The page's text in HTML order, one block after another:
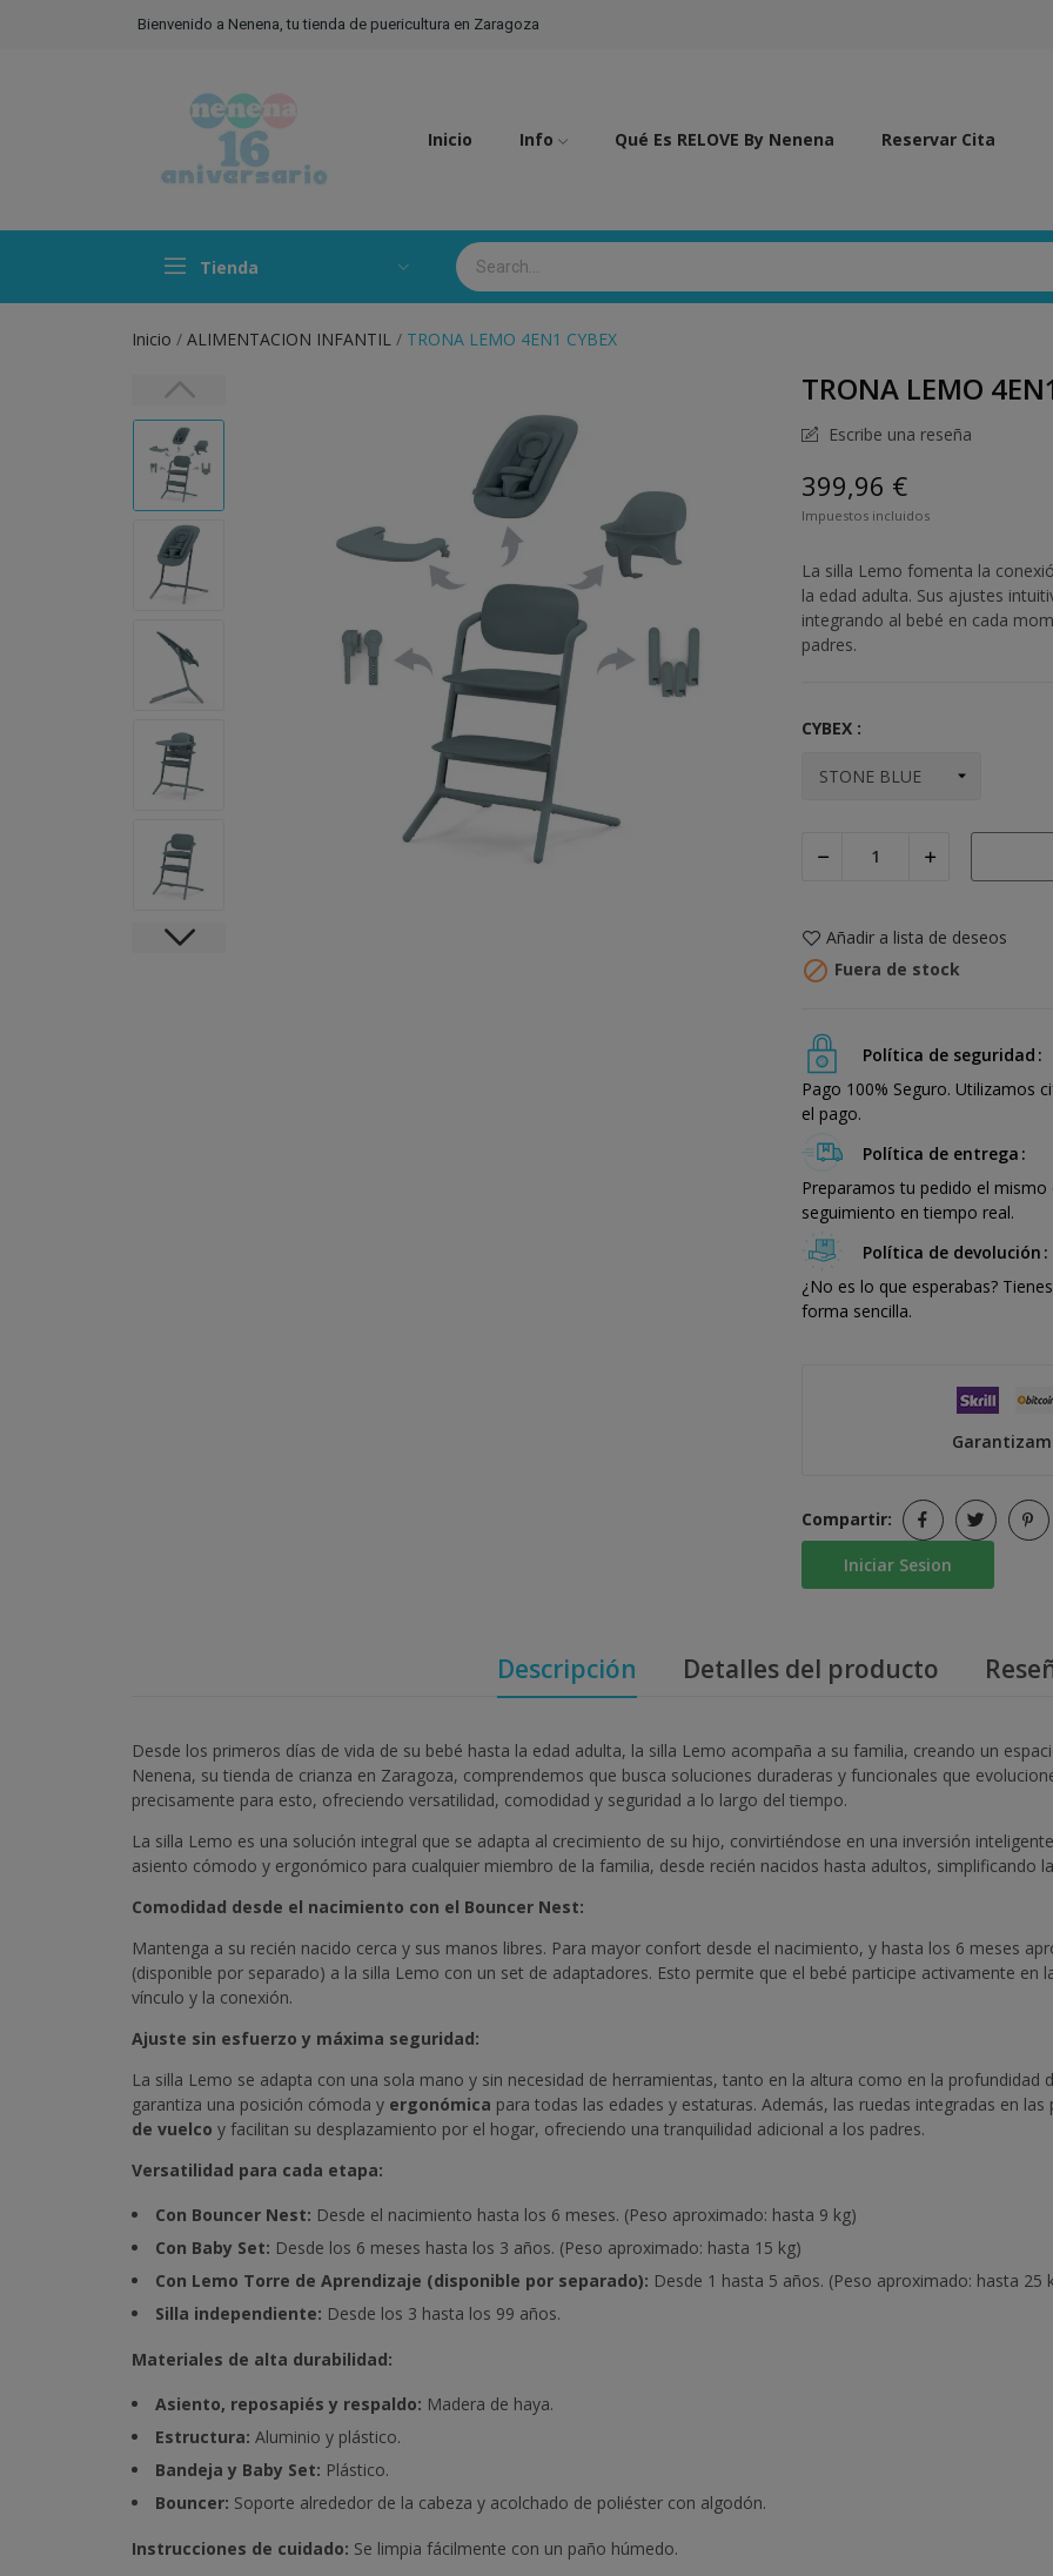
Bienvenido a Nenena, tu tienda de puericultura en Zaragoza
Inicio Info Qué Es RELOVE By Nenena Reservar Cita
Tienda
Inicio ALIMENTACION INFANTIL TRONA LEMO 4EN1 CYBEX
TRONA LEMO
Escribe una reseña
399,96 €
Impuestos incluidos
La silla Lemo fomenta la
la edad adulta. Sus ajustes
integrando al bebé en cada
padres.
CYBEX :
Añadir a lista de deseos
 Fuera de stock
Política de seguridad
Pago 100% Seguro. Utilizamos
el pago.
Política de entrega
Preparamos tu pedido el
seguimiento en tiempo real.
Política de devolución
¿No es lo que esperabas?
forma sencilla.
Compartir:
Iniciar Sesion
Descripción Detalles del producto
Desde los primeros días de vida de su bebé hasta la edad adulta, la silla Lemo acompaña a su familia, creando un
Nenena, su tienda de crianza en Zaragoza, comprendemos que busca soluciones duraderas y funcionales que
precisamente para esto, ofreciendo versatilidad, comodidad y seguridad a lo largo del tiempo.
La silla Lemo es una solución integral que se adapta al crecimiento de su hijo, convirtiéndose en una inversión
asiento cómodo y ergonómico para cualquier miembro de la familia, desde recién nacidos hasta adultos, simplificando
Comodidad desde el nacimiento con el Bouncer Nest:
Mantenga a su recién nacido cerca y sus manos libres. Para mayor confort desde el nacimiento, y hasta los 6 meses
(disponible por separado) a la silla Lemo con un set de adaptadores. Esto permite que el bebé participe activamente
vínculo y la conexión.
Ajuste sin esfuerzo y máxima seguridad:
La silla Lemo se adapta con una sola mano y sin necesidad de herramientas, tanto en la altura como en la profundidad
garantiza una posición cómoda y ergonómica para todas las edades y estaturas. Además, las ruedas integradas en
de vuelco y facilitan su desplazamiento por el hogar, ofreciendo una tranquilidad adicional a los padres.
Versatilidad para cada etapa:
Con Bouncer Nest: Desde el nacimiento hasta los 6 meses. (Peso aproximado: hasta 9 kg)
Con Baby Set: Desde los 6 meses hasta los 3 años. (Peso aproximado: hasta 15 kg)
Con Lemo Torre de Aprendizaje (disponible por separado): Desde 1 hasta 5 años. (Peso aproximado: hasta 25
Silla independiente: Desde los 3 hasta los 99 años.
Materiales de alta durabilidad:
Asiento, reposapiés y respaldo: Madera de haya.
Estructura: Aluminio y plástico.
Bandeja y Baby Set: Plástico.
Bouncer: Soporte alrededor de la cabeza y acolchado de poliéster con algodón.
Instrucciones de cuidado: Se limpia fácilmente con un paño húmedo.